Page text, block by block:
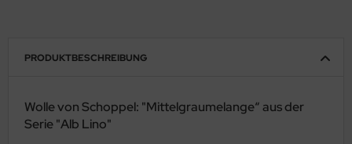
PRODUKTBESCHREIBUNG
Wolle von Schoppel: "Mittelgraumelange“ aus der
Serie "Alb Lino"